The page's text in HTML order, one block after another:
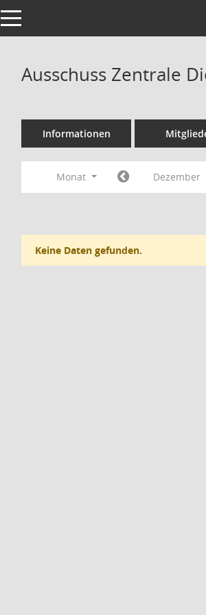
Toggle navigation
Ausschuss Zentrale
Informationen
Monat Dezember
Keine Daten gefunden.